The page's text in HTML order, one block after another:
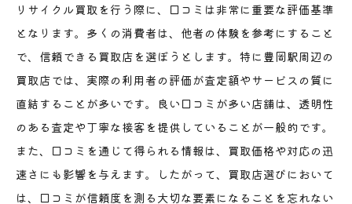
リサイクル買取を行う際に、口コミは非常に重要な評価基準
となります。多くの消費者は、他者の体験を参考にすること
で、信頼できる買取店を選ぼうとします。特に豊岡駅周辺の
買取店では、実際の利用者の評価が査定額やサービスの質に
直結することが多いです。良い口コミが多い店舗は、透明性
のある査定や丁寧な接客を提供していることが一般的です。
また、口コミを通じて得られる情報は、買取価格や対応の迅
速さにも影響を与えます。したがって、買取店選びにおいて
は、口コミが信頼度を測る大切な要素になることを忘れない